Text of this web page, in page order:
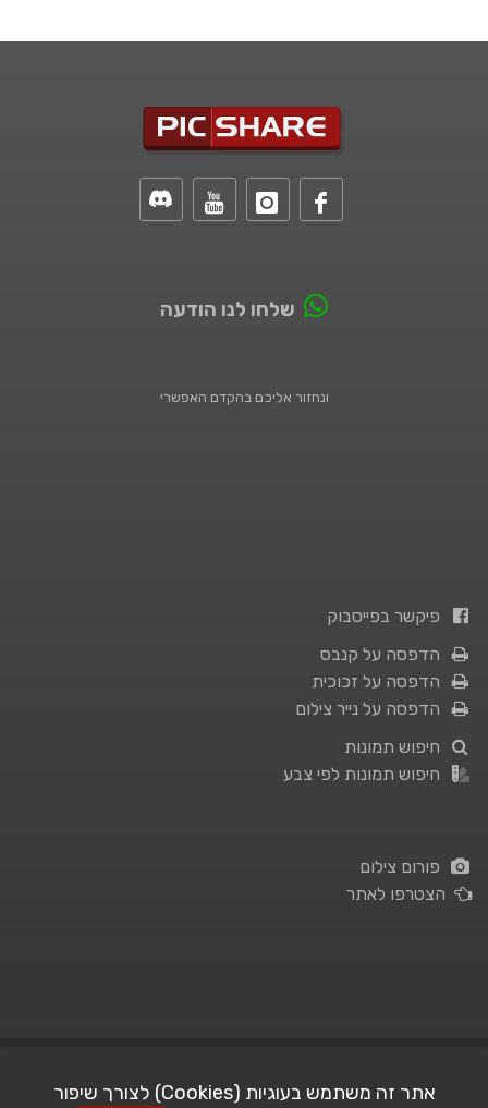
שלחו לנו הודעה
ונחזור אליכם בהקדם האפשרי
פיקשר בפייסבוק
הדפסה על קנבס
הדפסה על זכוכית
הדפסה על נייר צילום
חיפוש תמונות
חיפוש תמונות לפי צבע
פורום צילום
הצטרפו לאתר
אתר זה משתמש בעוגיות (Cookies) לצורך שיפור